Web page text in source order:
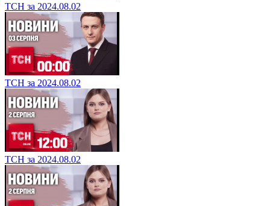
ТСН за 2024.08.02
ТСН за 2024.08.02
ТСН за 2024.08.02